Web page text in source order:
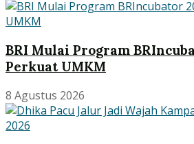
BRI Mulai Program
Perkuat UMKM
8 Agustus 2026